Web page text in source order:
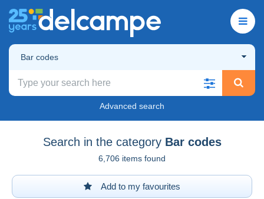
Bar codes
Advanced search
Search in the category Bar codes
6,706 items found
Add to my favourites